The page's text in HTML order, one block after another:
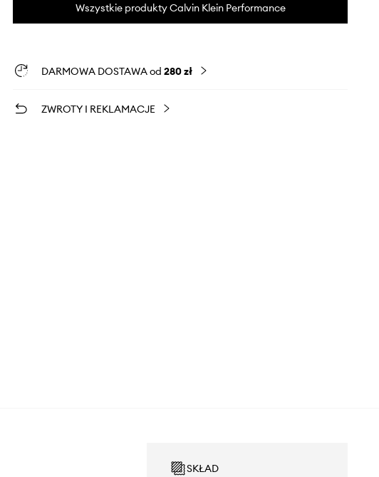
Wszystkie produkty Calvin Klein Performance
DARMOWA DOSTAWA od 280 zł
ZWROTY I REKLAMACJE
SKŁAD